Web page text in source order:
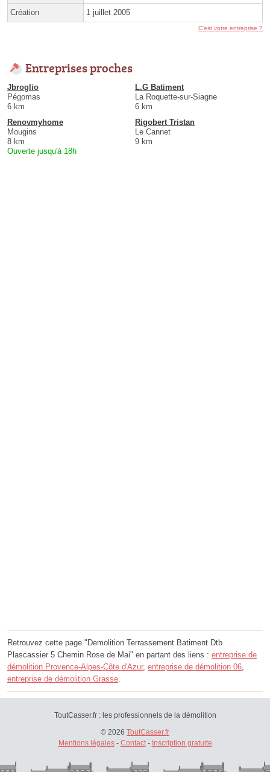
Création 1 juillet 2005
C'est votre entreprise ?
Entreprises proches
Jbroglio
Pégomas
6 km
L.G Batiment
La Roquette-sur-Siagne
6 km
Renovmyhome
Mougins
8 km
Ouverte jusqu'à 18h
Rigobert Tristan
Le Cannet
9 km
Retrouvez cette page "Demolition Terrassement Batiment Dtb
Plascassier 5 Chemin Rose de Mai" en partant des liens : entreprise de
démolition Provence-Alpes-Côte d'Azur, entreprise de démolition 06
entreprise de démolition Grasse
ToutCasser.fr : les professionnels de la démolition
© 2026 ToutCasser.fr
Mentions légales- Contact- Inscription gratuite